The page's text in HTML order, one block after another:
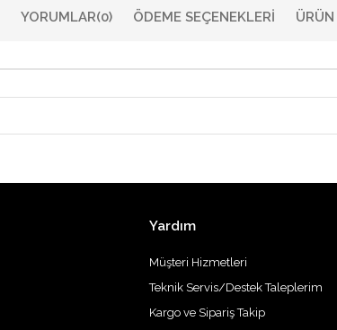
YORUMLAR(0) ÖDEME SEÇENEKLERI
Yardım
Müşteri Hizmetleri
Teknik Servis/Destek Taleplerim
Kargo ve Sipariş Takip